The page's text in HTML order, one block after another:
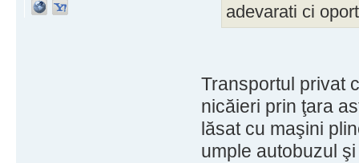
adevarati ci
Transportul privat
nicăieri prin ţara
lăsat cu maşini
umple autobuzul